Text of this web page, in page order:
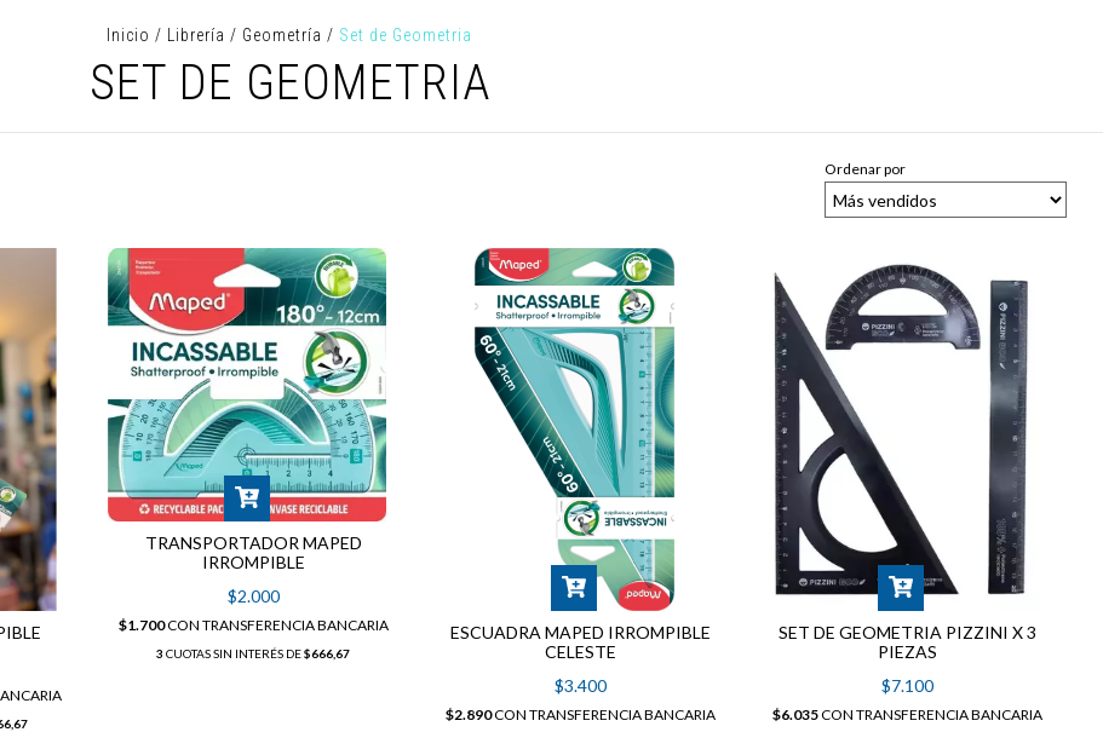
Inicio / Librería / Geometría / Set de Geometria
SET DE GEOMETRIA
Ordenar por
TRANSPORTADOR MAPED
IRROMPIBLE
$2.000
$1.700CON TRANSFERENCIA BANCARIA
3 CUOTAS SIN INTERÉS DE$666,67
ESCUADRA MAPED IRROMPIBLE
CELESTE
$3.400
$2.890CON TRANSFERENCIA BANCARIA
SET DE GEOMETRIA PIZZINI X 3
PIEZAS
$7.100
$6.035CON TRANSFERENCIA BANCARIA